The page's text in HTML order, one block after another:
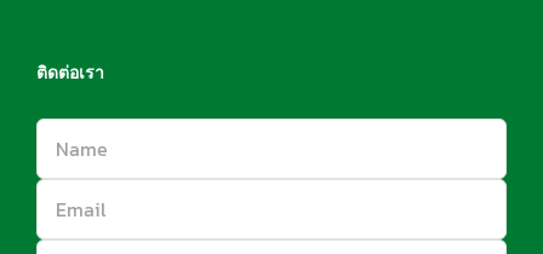
ติดต่อเรา